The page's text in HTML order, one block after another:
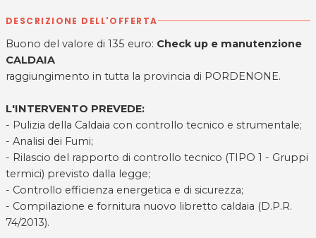
DESCRIZIONE DELL'OFFERTA
Buono del valore di 135 euro: Check up e manutenzione
CALDAIA
raggiungimento in tutta la provincia di PORDENONE.
L'INTERVENTO PREVEDE:
- Pulizia della Caldaia con controllo tecnico e strumentale;
- Analisi dei Fumi;
- Rilascio del rapporto di controllo tecnico (TIPO 1 - Gruppi
termici) previsto dalla legge;
- Controllo efficienza energetica e di sicurezza;
- Compilazione e fornitura nuovo libretto caldaia (D.P.R.
74/2013).